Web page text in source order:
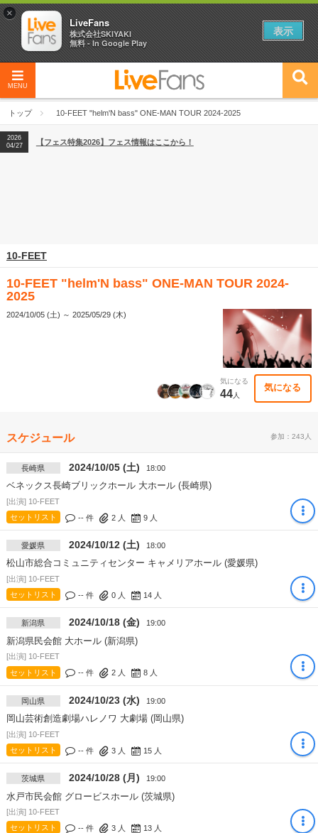
MENU
トップ 10-FEET "helm'N bass" ONE-MAN TOUR 2024-2025
2026
04/27
2026
【ライブ動員ランキング】2026年上半期編発表！
2026
04/27
【フェス特集2026】フェス情報はここから！
10-FEET
10-FEET "helm'N bass" ONE-MAN TOUR 2024-
2025
2024/10/05 (土) ～ 2025/05/29 (木)
気になる
44人
気になる
スケジュール 参加：243人
長崎県 2024/10/05 (土) 18:00
ベネックス長崎ブリックホール 大ホール (長崎県)
[出演] 10-FEET
セットリスト
-- 件 2人 9人
愛媛県 2024/10/12 (土) 18:00
松山市総合コミュニティセンター キャメリアホール (愛媛県)
[出演] 10-FEET
セットリスト
-- 件 0人 14人
新潟県 2024/10/18 (金) 19:00
新潟県民会館 大ホール (新潟県)
[出演] 10-FEET
セットリスト
-- 件 2人 8人
岡山県 2024/10/23 (水) 19:00
岡山芸術創造劇場ハレノワ 大劇場 (岡山県)
[出演] 10-FEET
セットリスト
-- 件 3人 15人
茨城県 2024/10/28 (月) 19:00
水戸市民会館 グロービスホール (茨城県)
[出演] 10-FEET
セットリスト
-- 件 3人 13人
×
LiveFans
株式会社SKIYAKI
無料 - In Google Play
表示